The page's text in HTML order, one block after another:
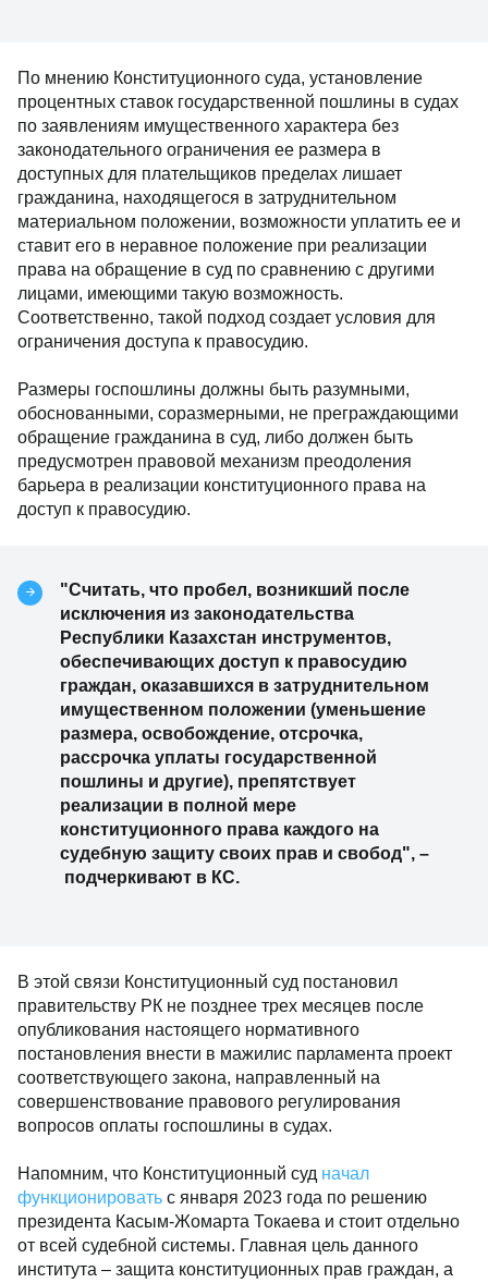
По мнению Конституционного суда, установление
процентных ставок государственной пошлины в судах
по заявлениям имущественного характера без
законодательного ограничения ее размера в
доступных для плательщиков пределах лишает
гражданина, находящегося в затруднительном
материальном положении, возможности уплатить ее и
ставит его в неравное положение при реализации
права на обращение в суд по сравнению с другими
лицами, имеющими такую возможность.
Соответственно, такой подход создает условия для
ограничения доступа к правосудию.
Размеры госпошлины должны быть разумными,
обоснованными, соразмерными, не преграждающими
обращение гражданина в суд, либо должен быть
предусмотрен правовой механизм преодоления
барьера в реализации конституционного права на
доступ к правосудию.
"Считать, что пробел, возникший после
исключения из законодательства
Республики Казахстан инструментов,
обеспечивающих доступ к правосудию
граждан, оказавшихся в затруднительном
имущественном положении (уменьшение
размера, освобождение, отсрочка,
рассрочка уплаты государственной
пошлины и другие), препятствует
реализации в полной мере
конституционного права каждого на
судебную защиту своих прав и свобод", –
подчеркивают в КС.
В этой связи Конституционный суд постановил
правительству РК не позднее трех месяцев после
опубликования настоящего нормативного
постановления внести в мажилис парламента проект
соответствующего закона, направленный на
совершенствование правового регулирования
вопросов оплаты госпошлины в судах.
Напомним, что Конституционный суд начал
функционировать с января 2023 года по решению
президента Касым-Жомарта Токаева и стоит отдельно
от всей судебной системы. Главная цель данного
института – защита конституционных прав граждан, а